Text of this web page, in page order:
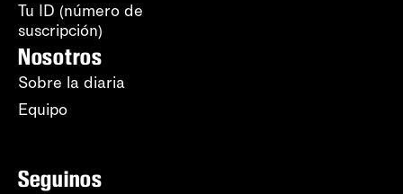
Tu ID (número de
suscripción)
Nosotros
Sobre la diaria
Equipo
Seguinos